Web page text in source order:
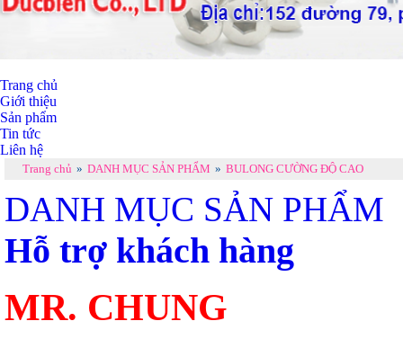
Trang chủ
Giới thiệu
Sản phẩm
Tin tức
Liên hệ
Trang chủ » DANH MỤC SẢN PHẨM » BULONG CƯỜNG ĐỘ CAO
DANH MỤC SẢN PHẨM
Hỗ trợ khách hàng
MR. CHUNG